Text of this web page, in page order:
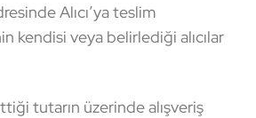
Alıcı’ya teslim
kendisi veya belirlediği alıcılar
tutarın üzerinde alışveriş